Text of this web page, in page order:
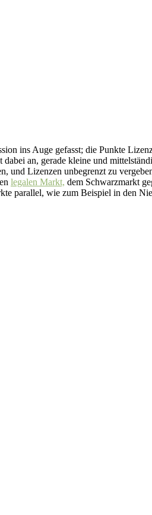
ins Auge gefasst; die Punkte
an, gerade kleine und
und Lizenzen unbegrenzt zu
legalen Markt, dem Schwarzmarkt
parallel, wie zum Beispiel in den